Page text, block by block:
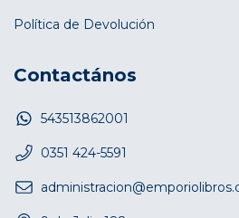
Política de Devolución
Contactános
543513862001
0351 424-5591